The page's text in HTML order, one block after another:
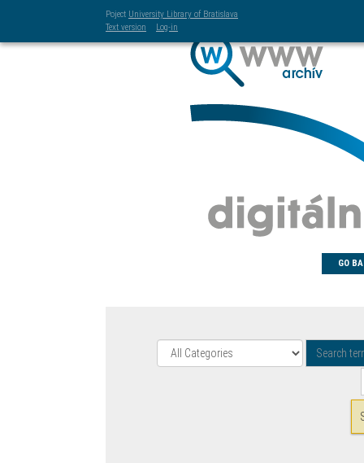
Poject University Library of Bratislava
Text version
Log-in
GO